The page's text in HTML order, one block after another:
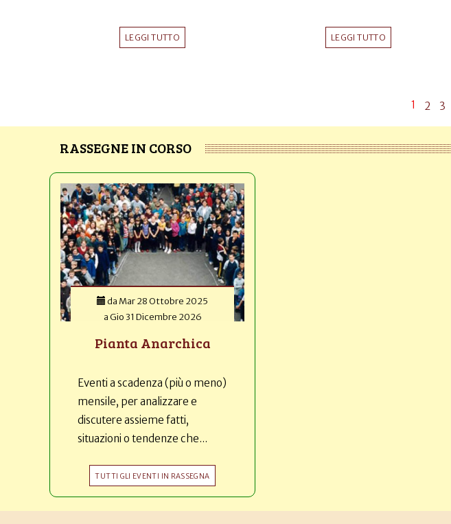
LEGGI TUTTO LEGGI TUTTO
1 2 3
RASSEGNE IN CORSO
da Mar 28 Ottobre 2025
aGio 31 Dicembre 2026
Pianta Anarchica
Eventi a scadenza (più o meno)
mensile, per analizzare e
discutere assieme fatti,
situazioni o tendenze che...
TUTTI GLI EVENTI IN RASSEGNA